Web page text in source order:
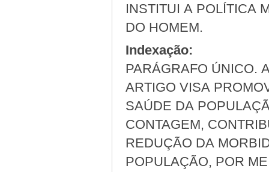
INSTITUI A POLÍTICA
DO HOMEM.
Indexação:
PARÁGRAFO ÚNICO.
ARTIGO VISA
SAÚDE DA
CONTAGEM,
REDUÇÃO DA
POPULAÇÃO, POR